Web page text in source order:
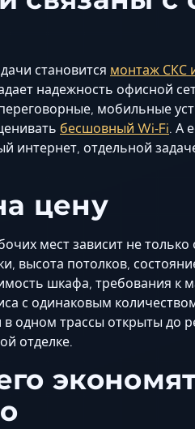
становится монтаж СКС
надежность офисной
мобильные
бесшовный Wi‑Fi. А
интернет, отдельной
цену
мест зависит не
высота потолков,
шкафа, требования к
с одинаковым
одном трассы открыты до
отделке.